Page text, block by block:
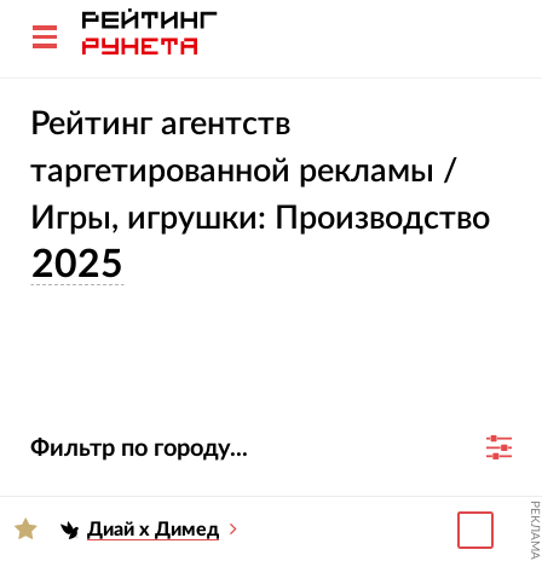
Рейтинг агентств
таргетированной рекламы /
Игры, игрушки: Производство
2025
Фильтр по городу...
Диай х Димед РЕКЛАМА